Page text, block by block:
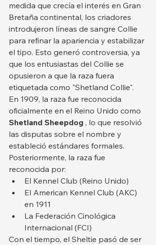
medida que crecía el interés en Gran
Bretaña continental, los criadores
introdujeron líneas de sangre Collie
para refinar la apariencia y estabilizar
el tipo. Esto generó controversia, ya
que los entusiastas del Collie se
opusieron a que la raza fuera
etiquetada como "Shetland Collie".
En 1909, la raza fue reconocida
oficialmente en el Reino Unido como
Shetland Sheepdog , lo que resolvió
las disputas sobre el nombre y
estableció estándares formales.
Posteriormente, la raza fue
reconocida por:
El Kennel Club (Reino Unido)
El American Kennel Club (AKC)
en 1911
La Federación Cinológica
Internacional (FCI)
Con el tiempo, el Sheltie pasó de ser